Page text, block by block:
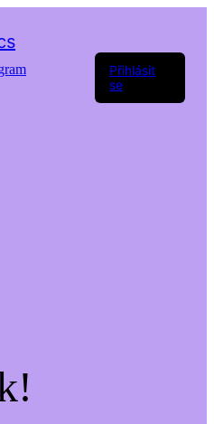
Přihlásit
se